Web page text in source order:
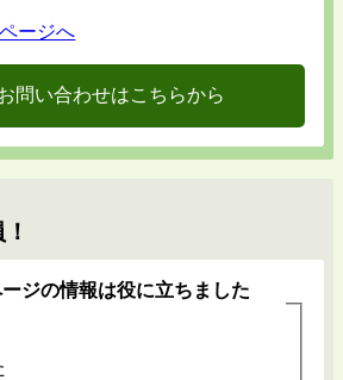
ージへ
問い合わせはこちらから
ジの情報は役に立ちました